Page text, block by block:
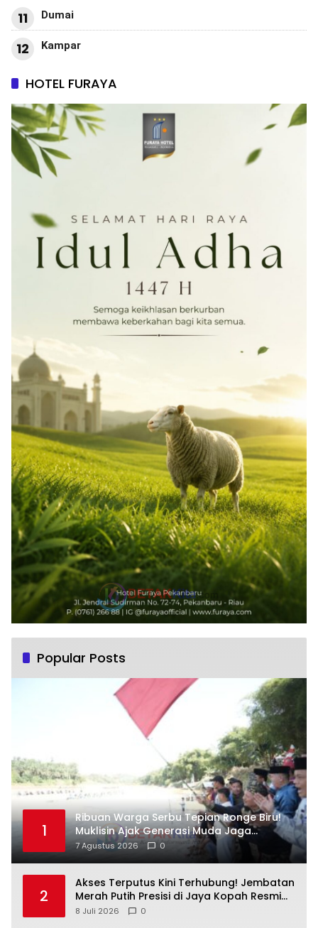
11 Dumai
12 Kampar
HOTEL FURAYA
Popular Posts
1
Ribuan Warga Serbu Tepian Ronge Biru!
Muklisin Ajak Generasi Muda Jaga
Warisan Budaya
7 Agustus 2026 0
2
Akses Terputus Kini Terhubung! Jembatan
Merah Putih Presisi di Jaya Kopah Resmi
Berdiri — Polri Buktikan Pembangunan Tak
8 Juli 2026 0